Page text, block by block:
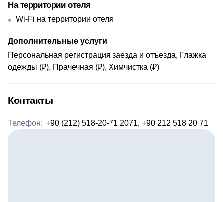
На территории отеля
Wi-Fi на территории отеля
Дополнительные услуги
Персональная регистрация заезда и отъезда, Глажка
одежды (₽), Прачечная (₽), Химчистка (₽)
Контакты
Телефон: +90 (212) 518-20-71 2071, +90 212 518 20 71